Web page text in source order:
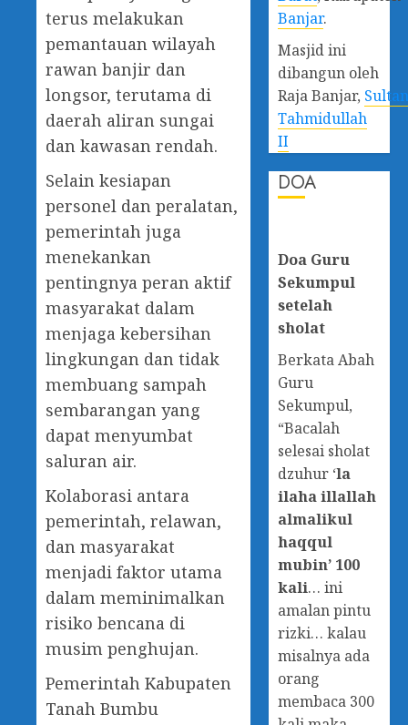
terus melakukan
pemantauan wilayah
rawan banjir dan
longsor, terutama di
daerah aliran sungai
dan kawasan rendah.
Selain kesiapan
personel dan peralatan,
pemerintah juga
menekankan
pentingnya peran aktif
masyarakat dalam
menjaga kebersihan
lingkungan dan tidak
membuang sampah
sembarangan yang
dapat menyumbat
saluran air.
Kolaborasi antara
pemerintah, relawan,
dan masyarakat
menjadi faktor utama
dalam meminimalkan
risiko bencana di
musim penghujan.
Pemerintah Kabupaten
Tanah Bumbu
Banjar.
Masjid ini
dibangun oleh
Raja Banjar,
Tahmidullah
II
DOA
Doa Guru
Sekumpul
setelah
sholat
Berkata Abah
Guru
Sekumpul,
“Bacalah
selesai sholat
dzuhur ‘la
ilaha illallah
almalikul
haqqul
mubin’ 100
kali… ini
amalan pintu
rizki… kalau
misalnya ada
orang
membaca 300